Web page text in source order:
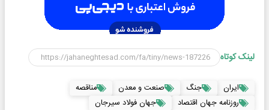
لینک کوتاه
ایران جنگ صنعت و معدن
مناقصه
روزنامه جهان اقتصاد
جهان فولاد سیرجان